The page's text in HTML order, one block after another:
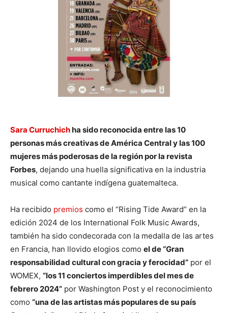
Sara Curruchichha sido reconocida entre las 10
personas más creativas de América Central y las 100
mujeres más poderosas de la región por la revista
Forbes, dejando una huella significativa en la industria
musical como cantante indígena guatemalteca.
Ha recibido premios como el “Rising Tide Award” en la
edición 2024 de los International Folk Music Awards,
también ha sido condecorada con la medalla de las artes
en Francia, han llovido elogios como el de “Gran
responsabilidad cultural con gracia y ferocidad” por el
WOMEX, “los 11 conciertos imperdibles del mes de
febrero 2024” por Washington Post y el reconocimiento
como “una de las artistas más populares de su país